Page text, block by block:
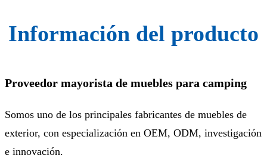
Información del producto
Proveedor mayorista de muebles para camping
Somos uno de los principales fabricantes de muebles de
exterior, con especialización en OEM, ODM, investigación
e innovación.